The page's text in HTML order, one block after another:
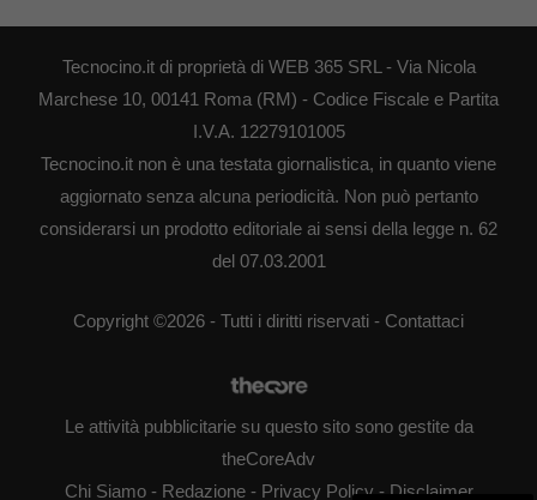
Tecnocino.it di proprietà di WEB 365 SRL - Via Nicola
Marchese 10, 00141 Roma (RM) - Codice Fiscale e Partita
I.V.A. 12279101005
Tecnocino.it non è una testata giornalistica, in quanto viene
aggiornato senza alcuna periodicità. Non può pertanto
considerarsi un prodotto editoriale ai sensi della legge n. 62
del 07.03.2001
Copyright ©2026 - Tutti i diritti riservati - Contattaci
Le attività pubblicitarie su questo sito sono gestite da
theCoreAdv
Chi Siamo- Redazione- Privacy Policy- Disclaimer